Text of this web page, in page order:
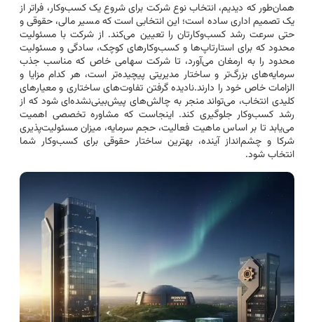
همان‌طور که دیدیم، انتخاب نوع شرکت برای شروع یک کسب‌وکار، فراتر از
یک تصمیم اداری ساده است؛ این انتخابی است که مسیر مالی، حقوقی و
حتی سرعت رشد کسب‌وکارتان را تعیین می‌کند. از شرکت با مسئولیت
محدود که برای استارتاپ‌ها و کسب‌وکارهای کوچک، سادگی و مسئولیت
محدود را به ارمغان می‌آورد، تا شرکت سهامی خاص که مناسب جذب
سرمایه‌های بزرگ‌تر و ساختار مدیریتی پیچیده‌تر است، هر کدام مزایا و
الزامات خاص خود را دارند.نادیده گرفتن تفاوت‌های ساختاری و معیارهای
کلیدی انتخاب، می‌تواند منجر به چالش‌های پیش‌بینی‌نشده‌ای شود که از
رشد کسب‌وکار جلوگیری کند. اینجاست که مشاوره تخصصی اهمیت
می‌یابد تا بر اساس ماهیت فعالیت، حجم سرمایه، میزان مسئولیت‌پذیری
شرکا و چشم‌انداز آینده، بهترین ساختار حقوقی برای کسب‌وکار شما
انتخاب شود.